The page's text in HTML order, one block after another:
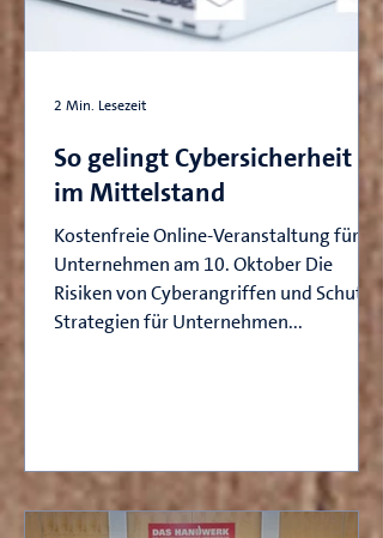
So gelingt Cybersicherheit
im Mittelstand
Kostenfreie Online-Veranstaltung für
Unternehmen am 10. Oktober Die
Risiken von Cyberangriffen und Schutz-
Strategien für Unternehmen...
2 Min. Lesezeit